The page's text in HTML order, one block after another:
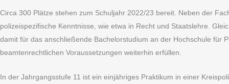
Circa 300 Plätze stehen zum Schuljahr 2022/23 bereit. Neben der
polizeispezifische Kenntnisse, wie etwa in Recht und Staatslehre.
damit für das anschließende Bachelorstudium an der Hochschule für
beamtenrechtlichen Voraussetzungen weiterhin erfüllen.
In der Jahrgangsstufe 11 ist ein einjähriges Praktikum in einer